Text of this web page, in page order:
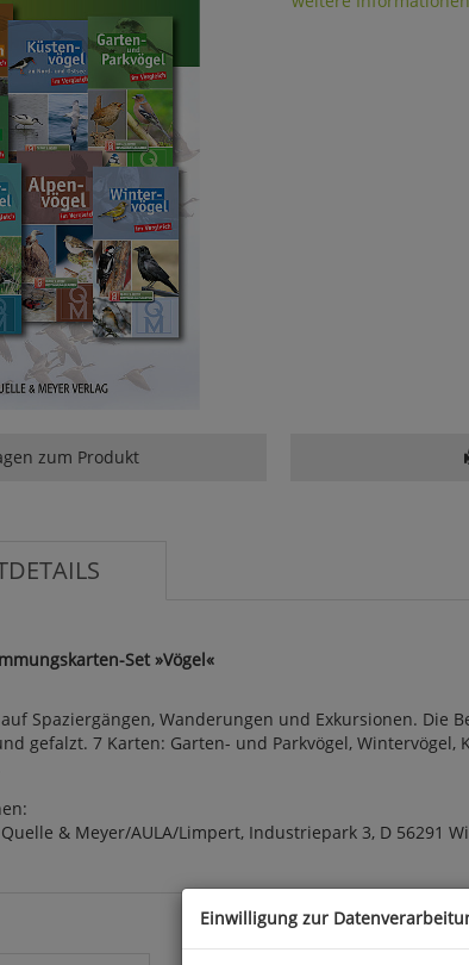
zum Produkt
Set »Vögel«
Spaziergängen, Wanderungen und Exkursionen.
gefalzt. 7 Karten: Garten- und Parkvögel, Wintervögel,
& Meyer/AULA/Limpert, Industriepark 3, D 56291
Einwilligung zur